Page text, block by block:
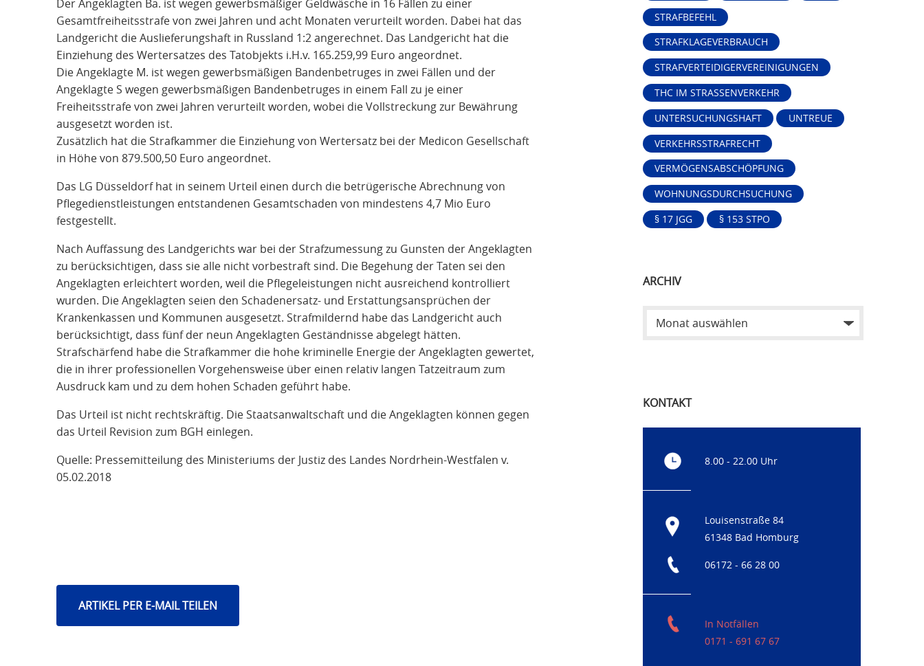
Der Angeklagten Ba. ist wegen gewerbsmäßiger Geldwäsche in 16 Fällen zu einer
Gesamtfreiheitsstrafe von zwei Jahren und acht Monaten verurteilt worden. Dabei hat das
Landgericht die Auslieferungshaft in Russland 1:2 angerechnet. Das Landgericht hat die
Einziehung des Wertersatzes des Tatobjekts i.H.v. 165.259,99 Euro angeordnet.
Die Angeklagte M. ist wegen gewerbsmäßigen Bandenbetruges in zwei Fällen und der
Angeklagte S wegen gewerbsmäßigen Bandenbetruges in einem Fall zu je einer
Freiheitsstrafe von zwei Jahren verurteilt worden, wobei die Vollstreckung zur Bewährung
ausgesetzt worden ist.
Zusätzlich hat die Strafkammer die Einziehung von Wertersatz bei der Medicon Gesellschaft
in Höhe von 879.500,50 Euro angeordnet.
Das LG Düsseldorf hat in seinem Urteil einen durch die betrügerische Abrechnung von
Pflegedienstleistungen entstandenen Gesamtschaden von mindestens 4,7 Mio Euro
festgestellt.
Nach Auffassung des Landgerichts war bei der Strafzumessung zu Gunsten der Angeklagten
zu berücksichtigen, dass sie alle nicht vorbestraft sind. Die Begehung der Taten sei den
Angeklagten erleichtert worden, weil die Pflegeleistungen nicht ausreichend kontrolliert
wurden. Die Angeklagten seien den Schadenersatz- und Erstattungsansprüchen der
Krankenkassen und Kommunen ausgesetzt. Strafmildernd habe das Landgericht auch
berücksichtigt, dass fünf der neun Angeklagten Geständnisse abgelegt hätten.
Strafschärfend habe die Strafkammer die hohe kriminelle Energie der Angeklagten gewertet,
die in ihrer professionellen Vorgehensweise über einen relativ langen Tatzeitraum zum
Ausdruck kam und zu dem hohen Schaden geführt habe.
Das Urteil ist nicht rechtskräftig. Die Staatsanwaltschaft und die Angeklagten können gegen
das Urteil Revision zum BGH einlegen.
Quelle: Pressemitteilung des Ministeriums der Justiz des Landes Nordrhein-Westfalen v.
05.02.2018
ARTIKEL PER E-MAIL TEILEN
STRAFBEFEHL
STRAFKLAGEVERBRAUCH
STRAFVERTEIDIGERVEREINIGUNGEN
THC IM STRASSENVERKEHR
UNTERSUCHUNGSHAFT
UNTREUE
VERKEHRSSTRAFRECHT
VERMÖGENSABSCHÖPFUNG
WOHNUNGSDURCHSUCHUNG
§ 17 JGG
§ 153 STPO
ARCHIV
KONTAKT
8.00 - 22.00 Uhr
Louisenstraße 84
61348 Bad Homburg
06172 - 66 28 00
In Notfällen
0171 - 691 67 67